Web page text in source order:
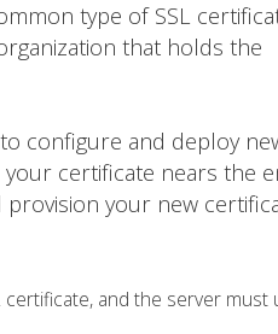
type of SSL
that holds the
configure and deploy
certificate nears the
provision your new
and the server must